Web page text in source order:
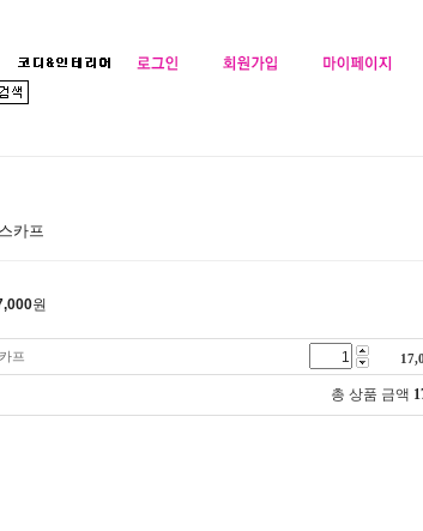
카프
원
프
총 상품 금액